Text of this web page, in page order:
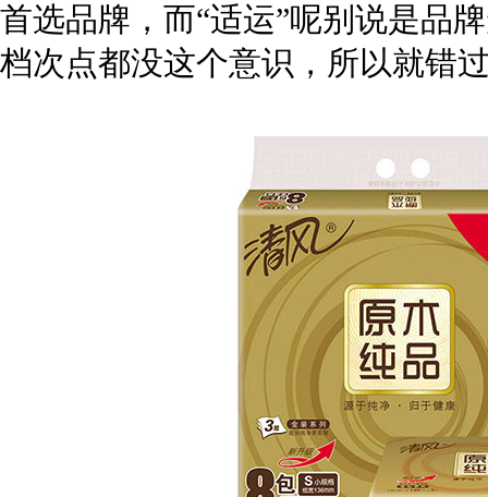
首选品牌，而“适运”呢别说是品
档次点都没这个意识，所以就错